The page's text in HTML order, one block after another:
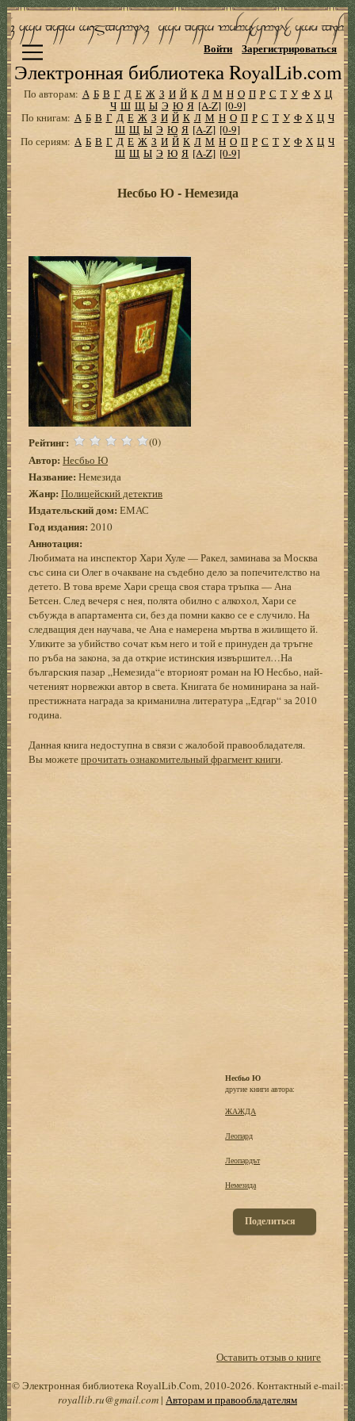
Электронная библиотека RoyalLib.com
Войти Зарегистрироваться
По авторам: А Б В Г Д Е Ж З И Й К Л М Н О П Р С Т У Ф Х Ц
Ч Ш Щ Ы Э Ю Я [A-Z] [0-9]
По книгам: А Б В Г Д Е Ж З И Й К Л М Н О П Р С Т У Ф Х Ц Ч
Ш Щ Ы Э Ю Я [A-Z] [0-9]
По сериям: А Б В Г Д Е Ж З И Й К Л М Н О П Р С Т У Ф Х Ц Ч
Ш Щ Ы Э Ю Я [A-Z] [0-9]
Несбьо Ю - Немезида
Рейтинг: (0)
Автор: Несбьо Ю
Название: Немезида
Жанр: Полицейский детектив
Издательский дом: ЕМАС
Год издания: 2010
Аннотация:
Любимата на инспектор Хари Хуле — Ракел, заминава за Москва
със сина си Олег в очакване на съдебно дело за попечителство на
детето. В това време Хари среща своя стара тръпка — Ана
Бетсен. След вечеря с нея, полята обилно с алкохол, Хари се
събужда в апартамента си, без да помни какво се е случило. На
следващия ден научава, че Ана е намерена мъртва в жилището й.
Уликите за убийство сочат към него и той е принуден да тръгне
по ръба на закона, за да открие истинския извършител…На
българския пазар „Немезида“е вториоят роман на Ю Несбьо, най-
четеният норвежки автор в света. Книгата бе номинирана за най-
престижната награда за криманилна литература „Едгар“ за 2010
година.
Данная книга недоступна в связи с жалобой правообладателя.
Вы можетепрочитать ознакомительный фрагмент книги.
Несбьо Ю
другие книги автора:
ЖАЖДА
Леопард
Леопардът
Немезида
Поделиться
Оставить отзыв о книге
© Электронная библиотека RoyalLib.Com, 2010-2026. Контактный e-mail:
royallib.ru@gmail.com| Авторам и правообладателям